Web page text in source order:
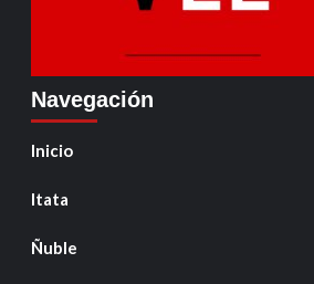
Navegación
Inicio
Itata
Ñuble